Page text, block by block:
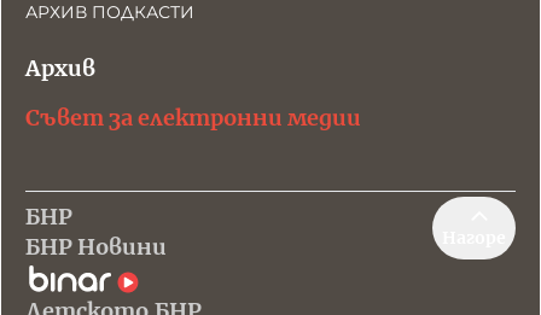
АРХИВ ПОДКАСТИ
Архив
Съвет за електронни медии
БНР
БНР Новини